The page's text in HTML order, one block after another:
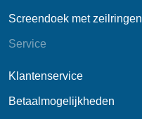
Screendoek met zeilringen
Service
Klantenservice
Betaalmogelijkheden